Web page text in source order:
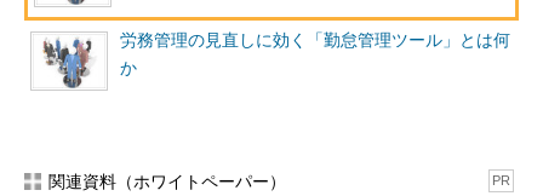
労務管理の見直しに効く「勤怠管理ツール」とは何
か
関連資料（ホワイトペーパー） PR